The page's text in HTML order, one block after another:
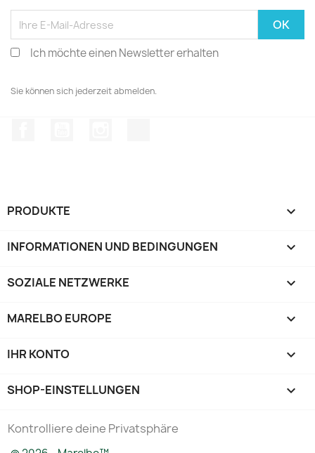
Ich möchte einen Newsletter erhalten
Sie können sich jederzeit abmelden.
PRODUKTE 
INFORMATIONEN UND BEDINGUNGEN 
SOZIALE NETZWERKE 
MARELBO EUROPE 
IHR KONTO 
SHOP-EINSTELLUNGEN keyboard_arrow_down
Kontrolliere deine Privatsphäre